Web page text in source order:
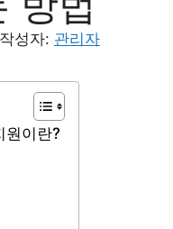
작성자: 관리자
원이란?